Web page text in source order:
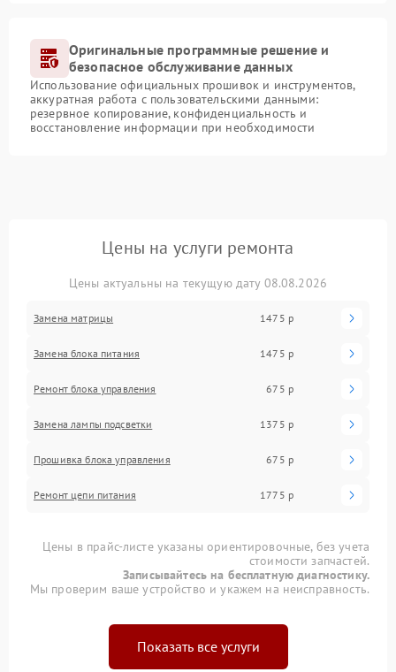
Оригинальные программные решение и
безопасное обслуживание данных
Использование официальных прошивок и инструментов,
аккуратная работа с пользовательскими данными:
резервное копирование, конфиденциальность и
восстановление информации при необходимости
Цены на услуги ремонта
Цены актуальны на текущую дату 08.08.2026
Замена матрицы 1475 р
Замена блока питания 1475 р
Ремонт блока управления 675 р
Замена лампы подсветки 1375 р
Прошивка блока управления 675 р
Ремонт цепи питания 1775 р
Цены в прайс-листе указаны ориентировочные, без учета
стоимости запчастей.
Записывайтесь на бесплатную диагностику.
Мы проверим ваше устройство и укажем на неисправность.
Показать все услуги